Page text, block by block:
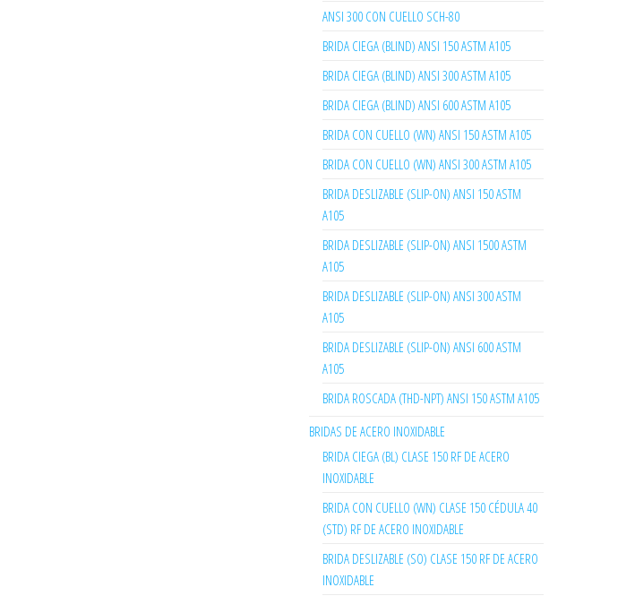
ANSI 300 CON CUELLO SCH-80
BRIDA CIEGA (BLIND) ANSI 150 ASTM A105
BRIDA CIEGA (BLIND) ANSI 300 ASTM A105
BRIDA CIEGA (BLIND) ANSI 600 ASTM A105
BRIDA CON CUELLO (WN) ANSI 150 ASTM A105
BRIDA CON CUELLO (WN) ANSI 300 ASTM A105
BRIDA DESLIZABLE (SLIP-ON) ANSI 150 ASTM
A105
BRIDA DESLIZABLE (SLIP-ON) ANSI 1500 ASTM
A105
BRIDA DESLIZABLE (SLIP-ON) ANSI 300 ASTM
A105
BRIDA DESLIZABLE (SLIP-ON) ANSI 600 ASTM
A105
BRIDA ROSCADA (THD-NPT) ANSI 150 ASTM A105
BRIDAS DE ACERO INOXIDABLE
BRIDA CIEGA (BL) CLASE 150 RF DE ACERO
INOXIDABLE
BRIDA CON CUELLO (WN) CLASE 150 CÉDULA 40
(STD) RF DE ACERO INOXIDABLE
BRIDA DESLIZABLE (SO) CLASE 150 RF DE ACERO
INOXIDABLE